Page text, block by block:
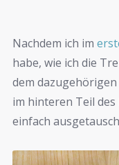
Nachdem ich im
habe, wie ich die
dem
im hinteren Teil
einfach